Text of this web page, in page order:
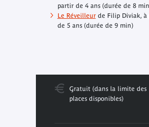
partir de 4 ans (durée de 8
Le Réveilleurde Filip Diviak, à
de 5 ans (durée de 9 min)
Gratuit (dans la limite des
places disponibles)